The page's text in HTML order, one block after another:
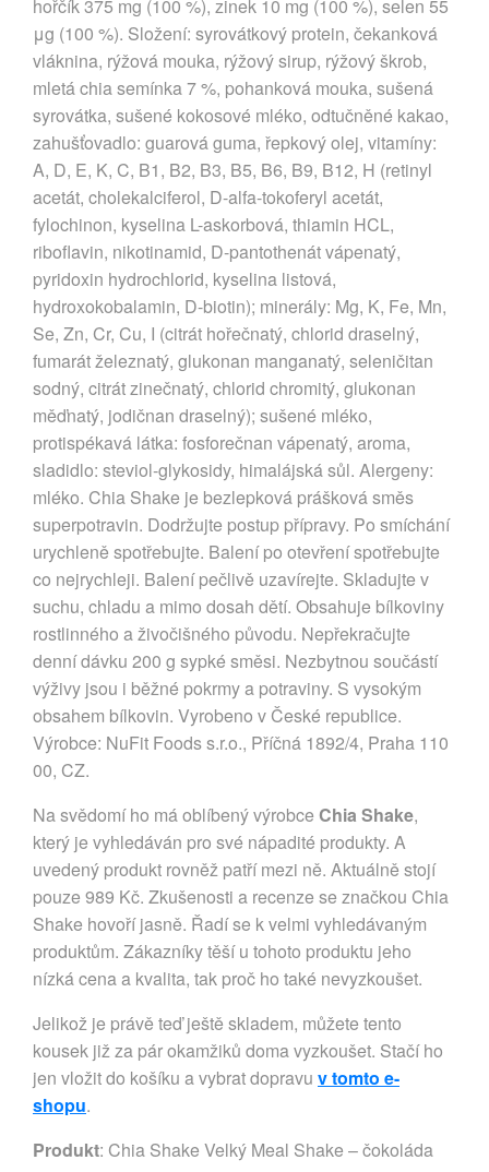
hořčík 375 mg (100 %), zinek 10 mg (100 %), selen 55
μg (100 %). Složení: syrovátkový protein, čekanková
vláknina, rýžová mouka, rýžový sirup, rýžový škrob,
mletá chia semínka 7 %, pohanková mouka, sušená
syrovátka, sušené kokosové mléko, odtučněné kakao,
zahušťovadlo: guarová guma, řepkový olej, vitamíny:
A, D, E, K, C, B1, B2, B3, B5, B6, B9, B12, H (retinyl
acetát, cholekalciferol, D-alfa-tokoferyl acetát,
fylochinon, kyselina L-askorbová, thiamin HCL,
riboflavin, nikotinamid, D-pantothenát vápenatý,
pyridoxin hydrochlorid, kyselina listová,
hydroxokobalamin, D-biotin); minerály: Mg, K, Fe, Mn,
Se, Zn, Cr, Cu, I (citrát hořečnatý, chlorid draselný,
fumarát železnatý, glukonan manganatý, seleničitan
sodný, citrát zinečnatý, chlorid chromitý, glukonan
měďnatý, jodičnan draselný); sušené mléko,
protispékavá látka: fosforečnan vápenatý, aroma,
sladidlo: steviol-glykosidy, himalájská sůl. Alergeny:
mléko. Chia Shake je bezlepková prášková směs
superpotravin. Dodržujte postup přípravy. Po smíchání
urychleně spotřebujte. Balení po otevření spotřebujte
co nejrychleji. Balení pečlivě uzavírejte. Skladujte v
suchu, chladu a mimo dosah dětí. Obsahuje bílkoviny
rostlinného a živočišného původu. Nepřekračujte
denní dávku 200 g sypké směsi. Nezbytnou součástí
výživy jsou i běžné pokrmy a potraviny. S vysokým
obsahem bílkovin. Vyrobeno v České republice.
Výrobce: NuFit Foods s.r.o., Příčná 1892/4, Praha 110
00, CZ.
Na svědomí ho má oblíbený výrobce Chia Shake,
který je vyhledáván pro své nápadité produkty. A
uvedený produkt rovněž patří mezi ně. Aktuálně stojí
pouze 989 Kč. Zkušenosti a recenze se značkou Chia
Shake hovoří jasně. Řadí se k velmi vyhledávaným
produktům. Zákazníky těší u tohoto produktu jeho
nízká cena a kvalita, tak proč ho také nevyzkoušet.
Jelikož je právě teď ještě skladem, můžete tento
kousek již za pár okamžiků doma vyzkoušet. Stačí ho
jen vložit do košíku a vybrat dopravu v tomto e-
shopu.
Produkt: Chia Shake Velký Meal Shake – čokoláda